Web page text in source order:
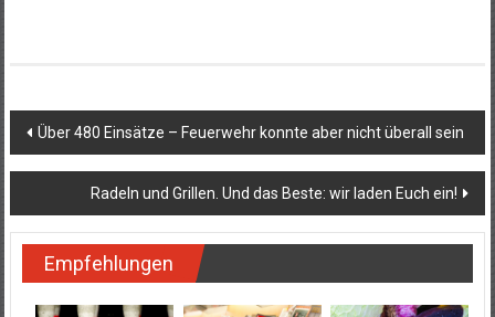
Beitragsnavigation
Über 480 Einsätze – Feuerwehr konnte aber nicht überall sein
Radeln und Grillen. Und das Beste: wir laden Euch ein!
Empfehlungen